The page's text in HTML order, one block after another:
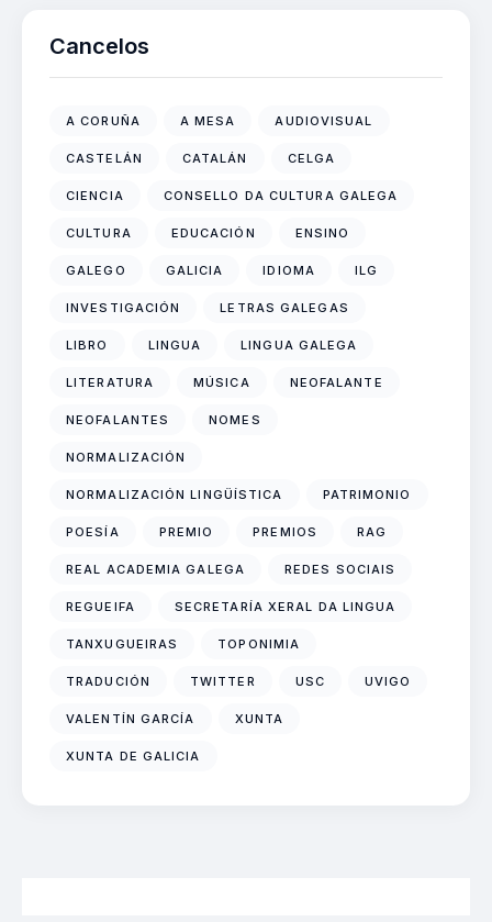
Cancelos
A CORUÑA A MESA AUDIOVISUAL
CASTELÁN CATALÁN CELGA
CIENCIA CONSELLO DA CULTURA GALEGA
CULTURA EDUCACIÓN ENSINO
GALEGO GALICIA IDIOMA ILG
INVESTIGACIÓN LETRAS GALEGAS
LIBRO LINGUA LINGUA GALEGA
LITERATURA MÚSICA NEOFALANTE
NEOFALANTES NOMES
NORMALIZACIÓN
NORMALIZACIÓN LINGÜÍSTICA PATRIMONIO
POESÍA PREMIO PREMIOS RAG
REAL ACADEMIA GALEGA REDES SOCIAIS
REGUEIFA SECRETARÍA XERAL DA LINGUA
TANXUGUEIRAS TOPONIMIA
TRADUCIÓN TWITTER USC UVIGO
VALENTÍN GARCÍA XUNTA
XUNTA DE GALICIA